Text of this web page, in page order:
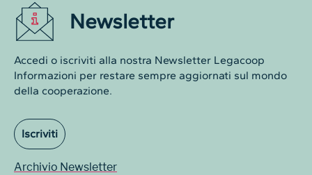
Newsletter
Accedi o iscriviti alla nostra Newsletter Legacoop
Informazioni per restare sempre aggiornati sul mondo
della cooperazione.
Iscriviti
Archivio Newsletter